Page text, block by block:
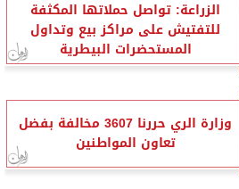
الزراعة: تواصل حملاتها المكثفة
للتفتيش على مراكز بيع وتداول
المستحضرات البيطرية
وزارة الري حررنا 3607 مخالفة بفضل
تعاون المواطنين